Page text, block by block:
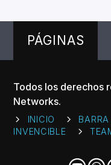
PÁGINAS
Todos los derechos
Networks.
INICIO
BARRA
INVENCIBLE